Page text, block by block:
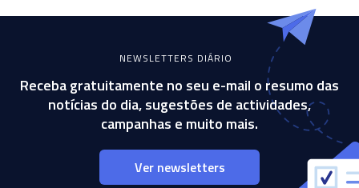
NEWSLETTERS DIÁRIO
Receba gratuitamente no seu e-mail o resumo das
notícias do dia, sugestões de actividades,
campanhas e muito mais.
Ver newsletters